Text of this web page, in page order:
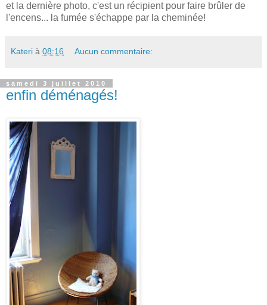
et la dernière photo, c'est un récipient pour faire brûler de
l'encens... la fumée s'échappe par la cheminée!
Kateri à 08:16 Aucun commentaire:
samedi 3 juillet 2010
enfin déménagés!